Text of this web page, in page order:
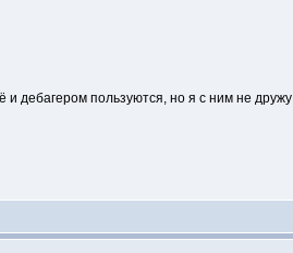
дебагером пользуются, но я с ним не дружу